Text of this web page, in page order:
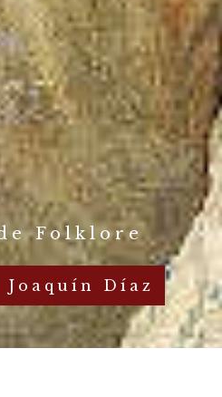
Folklore
Joaquín Díaz